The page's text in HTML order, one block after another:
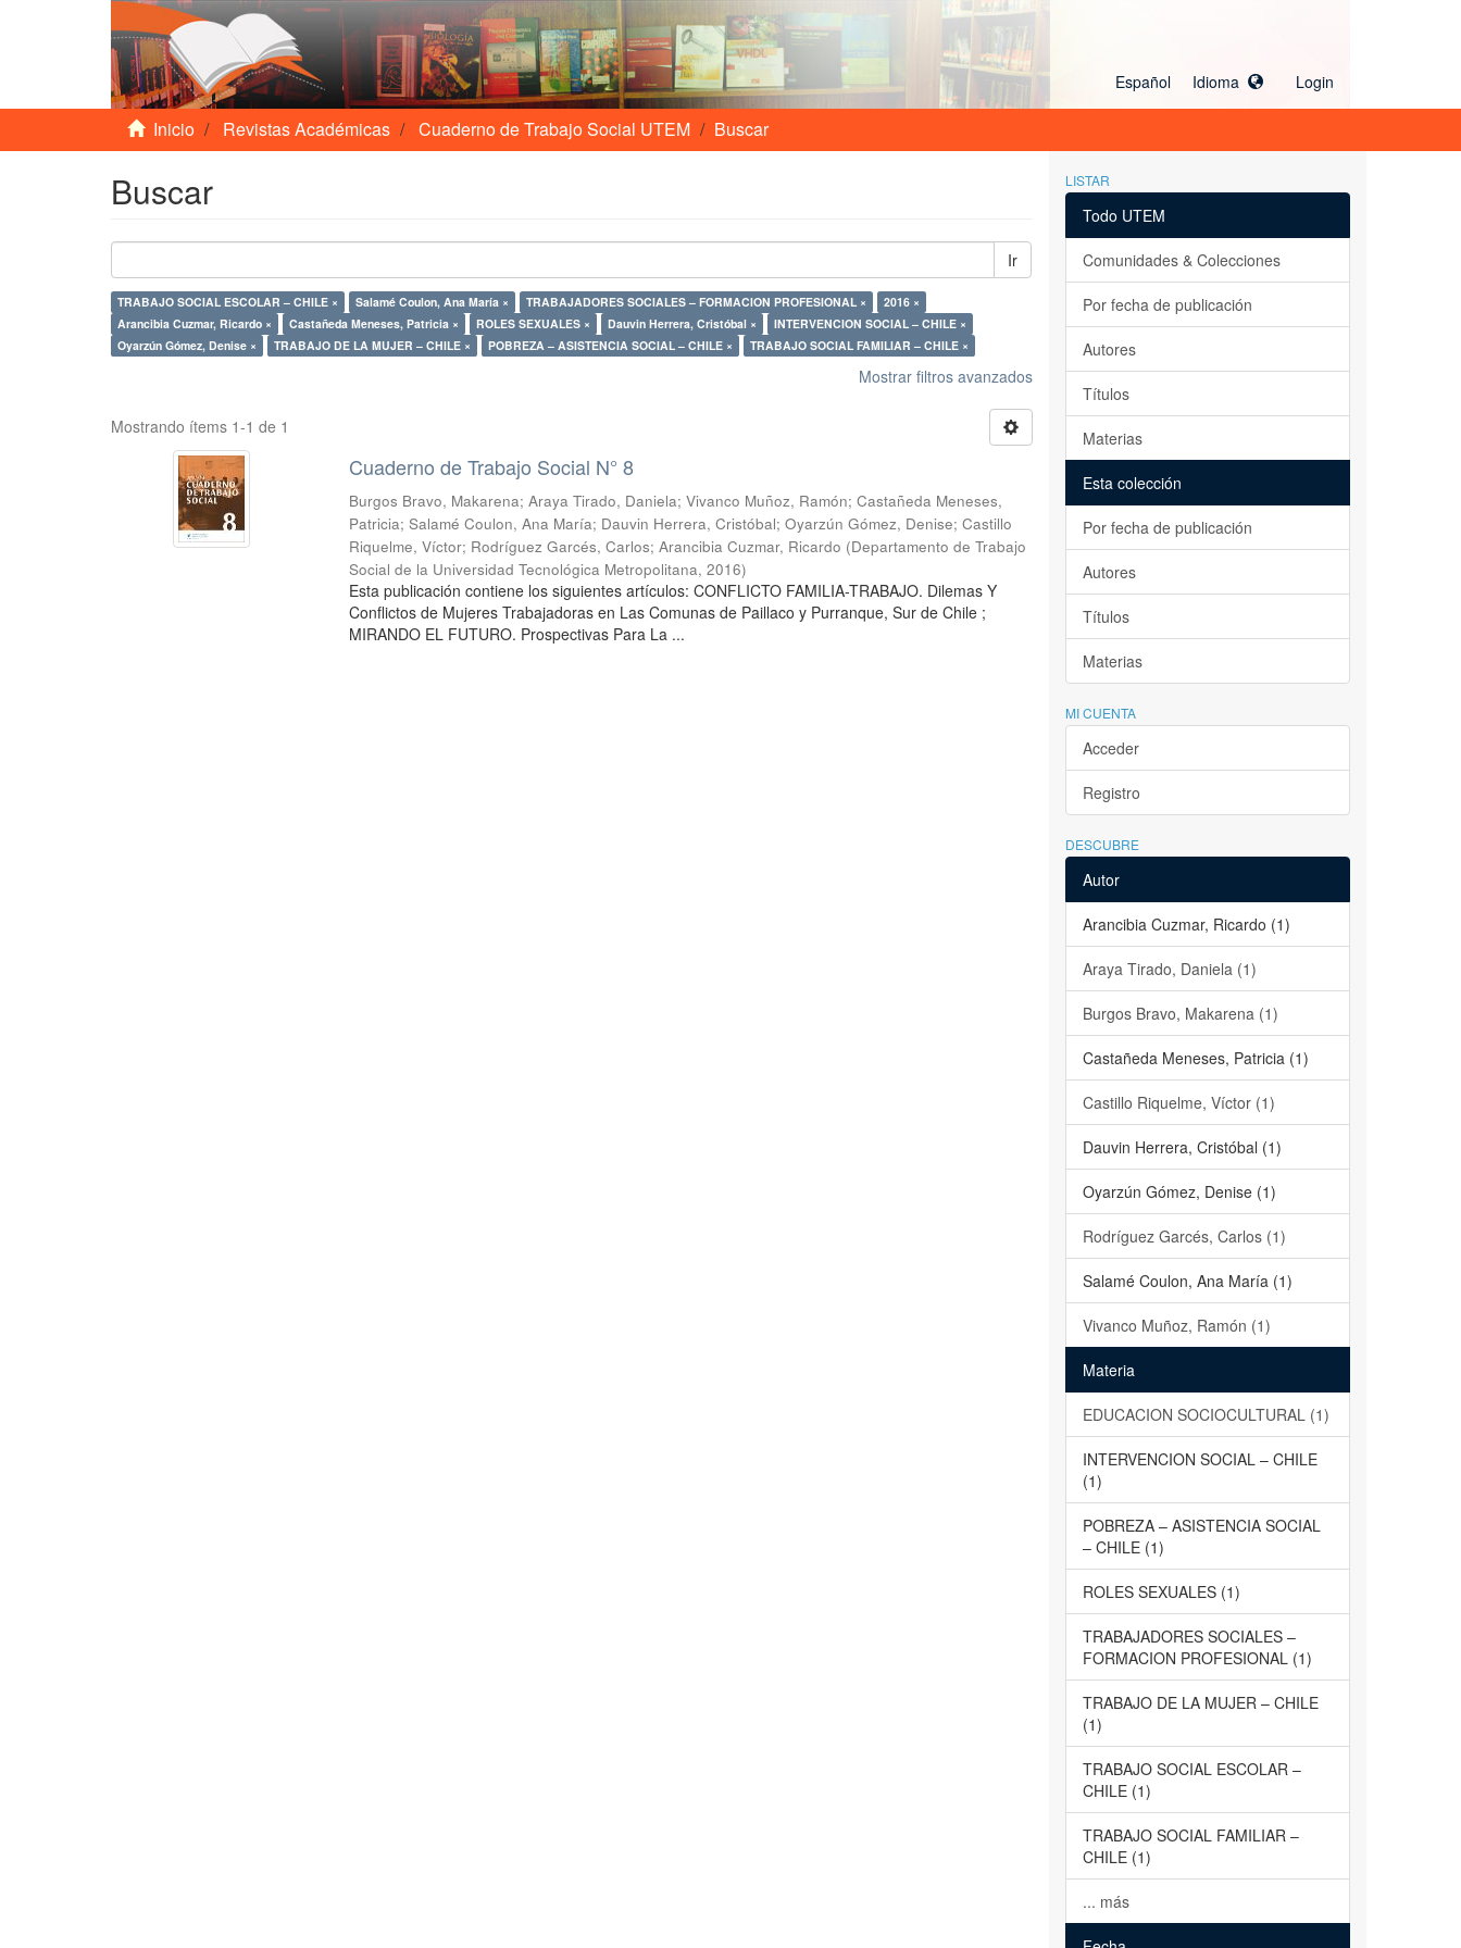
Español Idioma Login
Inicio Revistas Académicas Cuaderno de Trabajo Social UTEM Buscar
Buscar
Ir
TRABAJO SOCIAL ESCOLAR – CHILE × Salamé Coulon, Ana María × TRABAJADORES SOCIALES – FORMACION PROFESIONAL ×
2016 ×
Arancibia Cuzmar, Ricardo ×
Castañeda Meneses, Patricia × ROLES SEXUALES × Dauvin Herrera, Cristóbal ×
INTERVENCION SOCIAL – CHILE ×
Oyarzún Gómez, Denise ×
TRABAJO DE LA MUJER – CHILE × POBREZA – ASISTENCIA SOCIAL – CHILE × TRABAJO SOCIAL FAMILIAR – CHILE ×
Mostrar filtros avanzados
Mostrando ítems 1-1 de 1
Cuaderno de Trabajo Social N° 8
Burgos Bravo, Makarena;Araya Tirado, Daniela;Vivanco Muñoz, Ramón;Castañeda Meneses,
Patricia;Salamé Coulon, Ana María; Dauvin Herrera, Cristóbal;Oyarzún Gómez, Denise;Castillo
Riquelme, Víctor; Rodríguez Garcés, Carlos;Arancibia Cuzmar, Ricardo (Departamento de Trabajo
Social de la Universidad Tecnológica Metropolitana,2016)
Esta publicación contiene los siguientes artículos: CONFLICTO FAMILIA-TRABAJO. Dilemas Y
Conflictos de Mujeres Trabajadoras en Las Comunas de Paillaco y Purranque, Sur de Chile ;
MIRANDO EL FUTURO. Prospectivas Para La ...
LISTAR
Todo UTEM
Comunidades & Colecciones
Por fecha de publicación
Autores
Títulos
Materias
Esta colección
Por fecha de publicación
Autores
Títulos
Materias
MI CUENTA
Acceder
Registro
DESCUBRE
Autor
Arancibia Cuzmar, Ricardo (1)
Araya Tirado, Daniela (1)
Burgos Bravo, Makarena (1)
Castañeda Meneses, Patricia (1)
Castillo Riquelme, Víctor (1)
Dauvin Herrera, Cristóbal (1)
Oyarzún Gómez, Denise (1)
Rodríguez Garcés, Carlos (1)
Salamé Coulon, Ana María (1)
Vivanco Muñoz, Ramón (1)
Materia
EDUCACION SOCIOCULTURAL (1)
INTERVENCION SOCIAL – CHILE
(1)
POBREZA – ASISTENCIA SOCIAL
– CHILE (1)
ROLES SEXUALES (1)
TRABAJADORES SOCIALES –
FORMACION PROFESIONAL (1)
TRABAJO DE LA MUJER – CHILE
(1)
TRABAJO SOCIAL ESCOLAR –
CHILE (1)
TRABAJO SOCIAL FAMILIAR –
CHILE (1)
... más